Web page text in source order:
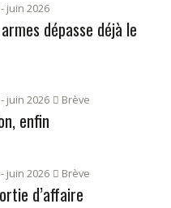
juin 2026
dépasse déjà le
juin 2026 Brève
enfin
juin 2026 Brève
d’affaire